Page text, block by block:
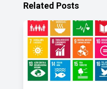
Related Posts